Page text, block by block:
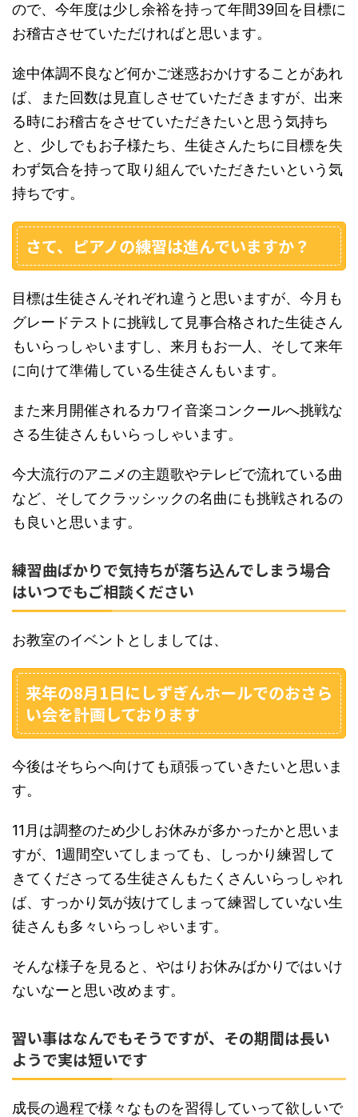
ので、今年度は少し余裕を持って年間39回を目標に
お稽古させていただければと思います。
途中体調不良など何かご迷惑おかけすることがあれ
ば、また回数は見直しさせていただきますが、出来
る時にお稽古をさせていただきたいと思う気持ち
と、少しでもお子様たち、生徒さんたちに目標を失
わず気合を持って取り組んでいただきたいという気
持ちです。
さて、ピアノの練習は進んでいますか？
目標は生徒さんそれぞれ違うと思いますが、今月も
グレードテストに挑戦して見事合格された生徒さん
もいらっしゃいますし、来月もお一人、そして来年
に向けて準備している生徒さんもいます。
また来月開催されるカワイ音楽コンクールへ挑戦な
さる生徒さんもいらっしゃいます。
今大流行のアニメの主題歌やテレビで流れている曲
など、そしてクラッシックの名曲にも挑戦されるの
も良いと思います。
練習曲ばかりで気持ちが落ち込んでしまう場合
はいつでもご相談ください
お教室のイベントとしましては、
来年の8月1日にしずぎんホールでのおさら
い会を計画しております
今後はそちらへ向けても頑張っていきたいと思いま
す。
11月は調整のため少しお休みが多かったかと思いま
すが、1週間空いてしまっても、しっかり練習して
きてくださってる生徒さんもたくさんいらっしゃれ
ば、すっかり気が抜けてしまって練習していない生
徒さんも多々いらっしゃいます。
そんな様子を見ると、やはりお休みばかりではいけ
ないなーと思い改めます。
習い事はなんでもそうですが、その期間は長い
ようで実は短いです
成長の過程で様々なものを習得していって欲しいで